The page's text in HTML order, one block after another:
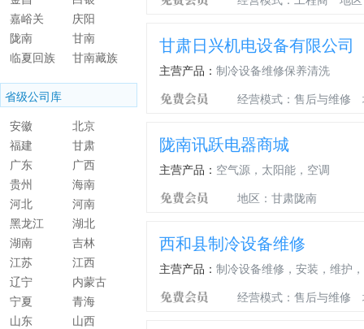
甘肃日兴机电设备有限公司
主营产品： 制冷设备维修保养清洗
经营模式：售后与维修
陇南讯跃电器商城
主营产品： 空气源，太阳能，空调
地区：甘肃陇南
西和县制冷设备维修
主营产品： 制冷设备维修，安装，维护
经营模式：售后与维修
嘉峪关
庆阳
陇南
甘南
临夏回族
甘南藏族
省级公司库
安徽
北京
福建
甘肃
广东
广西
贵州
海南
河北
河南
黑龙江
湖北
湖南
吉林
江苏
江西
辽宁
内蒙古
宁夏
青海
山东
山西